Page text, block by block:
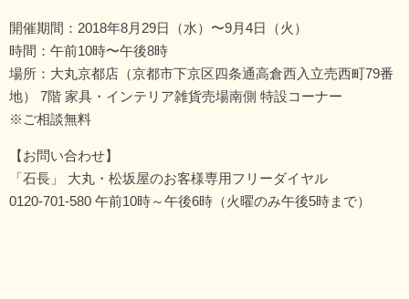
開催期間：2018年8月29日（水）〜9月4日（火）
時間：午前10時〜午後8時
場所：大丸京都店（京都市下京区四条通高倉西入立売西町79番
地） 7階 家具・インテリア雑貨売場南側 特設コーナー
※ご相談無料
【お問い合わせ】
「石長」 大丸・松坂屋のお客様専用フリーダイヤル
0120-701-580 午前10時～午後6時（火曜のみ午後5時まで）